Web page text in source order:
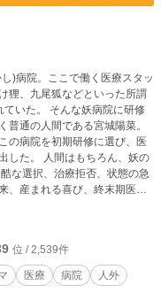
)病院。ここで働く医療スタッ
狸、九尾狐などといった所謂
いた。 そんな妖病院に研修
普通の人間である宮城陽菜。
の病院を初期研修に選び、医
ろん、妖の
な選択、治療拒否、状態の急
、産まれる喜び、終末期医
溢れる指導医やスタッフ、頼
の研修を終えた時、陽菜は医
チ
容に関しては多少実際の医療
の創作であることを前提でご
位 / 2,539件
医療 病院
人外